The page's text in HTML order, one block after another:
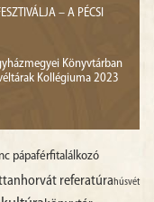
– A PÉCSI
Könyvtárban
Kollégiuma 2023
pápaférfitalálkozó
horvát referatúrahúsvét